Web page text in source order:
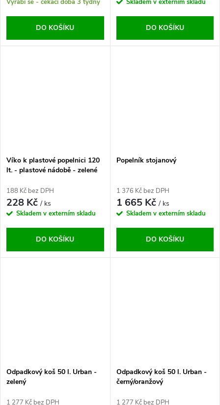
Vyrábí se - čekací doba 3 týdny
DO KOŠÍKU
Skladem v externím skladu
DO KOŠÍKU
Víko k plastové popelnici 120
lt. - plastové nádobě - zelené
188 Kč bez DPH
228 Kč/ ks
Skladem v externím skladu
DO KOŠÍKU
Popelník stojanový
1 376 Kč bez DPH
1 665 Kč/ ks
Skladem v externím skladu
DO KOŠÍKU
Odpadkový koš 50 l. Urban -
zelený
1 277 Kč bez DPH
Odpadkový koš 50 l. Urban -
černý/oranžový
1 277 Kč bez DPH